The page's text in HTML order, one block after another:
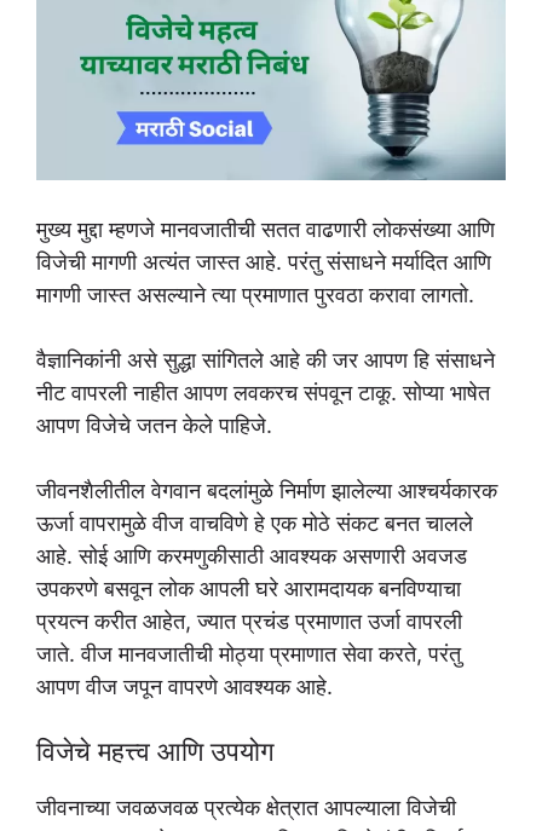
मुख्य मुद्दा म्हणजे मानवजातीची सतत वाढणारी लोकसंख्या आणि
विजेची मागणी अत्यंत जास्त आहे. परंतु संसाधने मर्यादित आणि
मागणी जास्त असल्याने त्या प्रमाणात पुरवठा करावा लागतो.
वैज्ञानिकांनी असे सुद्धा सांगितले आहे की जर आपण हि संसाधने
नीट वापरली नाहीत आपण लवकरच संपवून टाकू. सोप्या भाषेत
आपण विजेचे जतन केले पाहिजे.
जीवनशैलीतील वेगवान बदलांमुळे निर्माण झालेल्या आश्चर्यकारक
ऊर्जा वापरामुळे वीज वाचविणे हे एक मोठे संकट बनत चालले
आहे. सोई आणि करमणुकीसाठी आवश्यक असणारी अवजड
उपकरणे बसवून लोक आपली घरे आरामदायक बनविण्याचा
प्रयत्न करीत आहेत, ज्यात प्रचंड प्रमाणात उर्जा वापरली
जाते. वीज मानवजातीची मोठ्या प्रमाणात सेवा करते, परंतु
आपण वीज जपून वापरणे आवश्यक आहे.
विजेचे महत्त्व आणि उपयोग
जीवनाच्या जवळजवळ प्रत्येक क्षेत्रात आपल्याला विजेची